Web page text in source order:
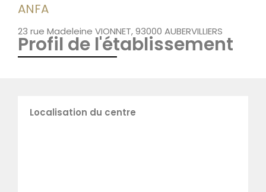
ANFA
23 rue Madeleine VIONNET, 93000 AUBERVILLIERS
Profil de l'établissement
Localisation du centre